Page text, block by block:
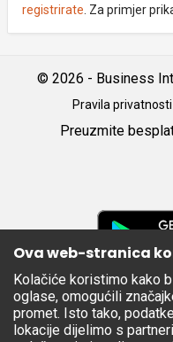
registrirate . Za primjer
© 2026 - Business
Pravila privatnosti
Preuzmite
Apple
Store
Ova web-stranica
Kolačiće koristimo kako
oglase, omogućili
promet. Isto tako,
lokacije dijelimo s